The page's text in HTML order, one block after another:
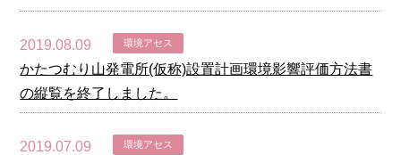
2019.08.09 環境アセス
かたつむり山発電所(仮称)設置計画環境影響評価方法書
の縦覧を終了しました。
2019.07.09 環境アセス